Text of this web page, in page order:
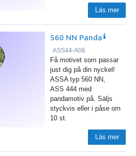
Läs mer
560 NN Panda
ASS44-A06
Få motivet som passar
just dig på din nyckel!
ASSA typ 560 NN,
ASS 444 med
pandamotiv på. Säljs
styckvis eller i påse om
10 st.
Läs mer